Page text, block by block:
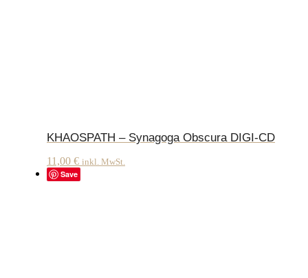
KHAOSPATH – Synagoga Obscura DIGI-CD
11,00 € inkl. MwSt.
Save